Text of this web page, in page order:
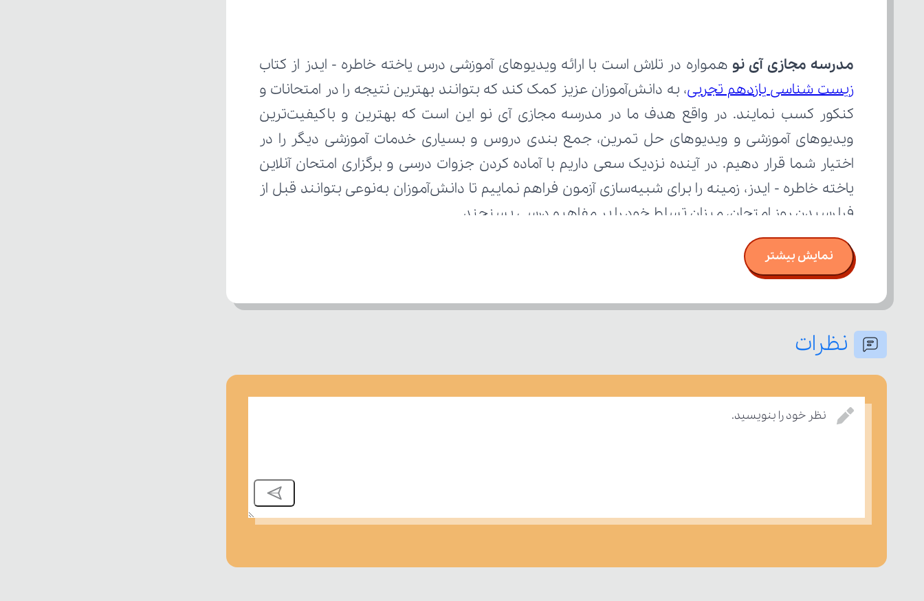
مدرسه مجازی آی نو همواره در تلاش است با ارائه ویدیوهای آموزشی درس یاخته خاطره - ایدز از کتاب
زیست شناسی یازدهم تجربی
فرا رسیدن روز امتحان، میزان تسلط خود را بر مفاهیم درسی بسنجند.
نمایش بیشتر
نظرات
نظر خود را بنویسید.